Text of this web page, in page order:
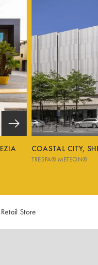
COASTAL CITY,
TRESPA® METEON®
Store